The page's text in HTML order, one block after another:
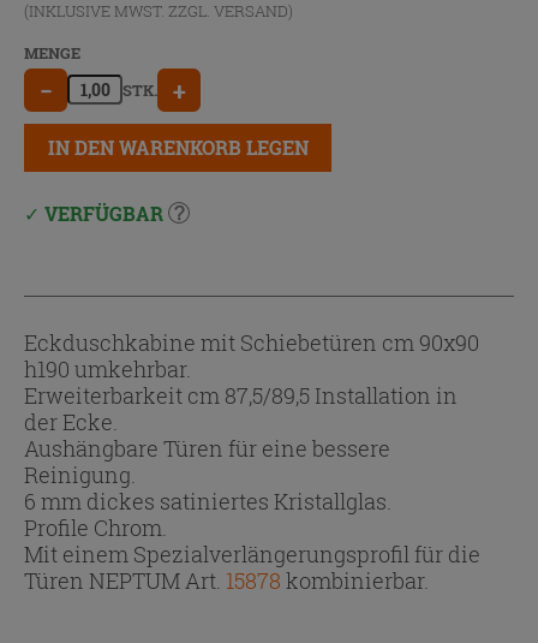
(INKLUSIVE MWST. ZZGL. VERSAND)
MENGE
− STK. +
IN DEN WARENKORB LEGEN
VERFÜGBAR
Eckduschkabine mit Schiebetüren cm 90x90
h190 umkehrbar.
Erweiterbarkeit cm 87,5/89,5 Installation in
der Ecke.
Aushängbare Türen für eine bessere
Reinigung.
6 mm dickes satiniertes Kristallglas.
Profile Chrom.
Mit einem Spezialverlängerungsprofil für die
Türen NEPTUM Art. 15878 kombinierbar.